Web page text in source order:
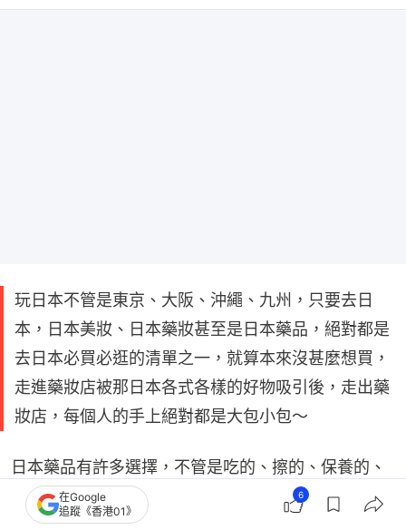
玩日本不管是東京、大阪、沖繩、九州，只要去日
本，日本美妝、日本藥妝甚至是日本藥品，絕對都是
去日本必買必逛的清單之一，就算本來沒甚麼想買，
走進藥妝店被那日本各式各樣的好物吸引後，走出藥
妝店，每個人的手上絕對都是大包小包～
日本藥品有許多選擇，不管是吃的、擦的、保養的、
養生的通通有，不過款式、功效看不懂怎麼辦？不用
擔心，FunTime小編幫你整理了各式網路聲量高又好
在Google
追蹤《香港01》
6